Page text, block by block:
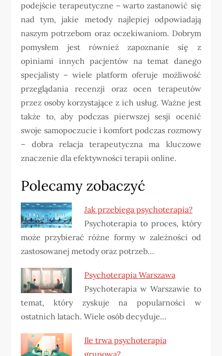
podejście terapeutyczne – warto zastanowić się
nad tym, jakie metody najlepiej odpowiadają
naszym potrzebom oraz oczekiwaniom. Dobrym
pomysłem jest również zapoznanie się z
opiniami innych pacjentów na temat danego
specjalisty – wiele platform oferuje możliwość
przeglądania recenzji oraz ocen terapeutów
przez osoby korzystające z ich usług. Ważne jest
także to, aby podczas pierwszej sesji ocenić
swoje samopoczucie i komfort podczas rozmowy
– dobra relacja terapeutyczna ma kluczowe
znaczenie dla efektywności terapii online.
Polecamy zobaczyć
Jak przebiega psychoterapia?
Psychoterapia to proces, który
może przybierać różne formy w zależności od
zastosowanej metody oraz potrzeb…
Psychoterapia Warszawa
Psychoterapia w Warszawie to
temat, który zyskuje na popularności w
ostatnich latach. Wiele osób decyduje…
Ile trwa psychoterapia